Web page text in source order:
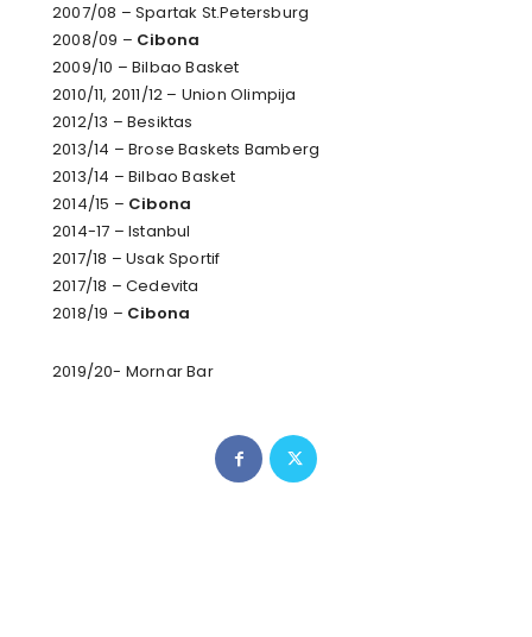
2007/08 – Spartak St.Petersburg
2008/09 – Cibona
2009/10 – Bilbao Basket
2010/11, 2011/12 – Union Olimpija
2012/13 – Besiktas
2013/14 – Brose Baskets Bamberg
2013/14 – Bilbao Basket
2014/15 – Cibona
2014-17 – Istanbul
2017/18 – Usak Sportif
2017/18 – Cedevita
2018/19 – Cibona
2019/20- Mornar Bar